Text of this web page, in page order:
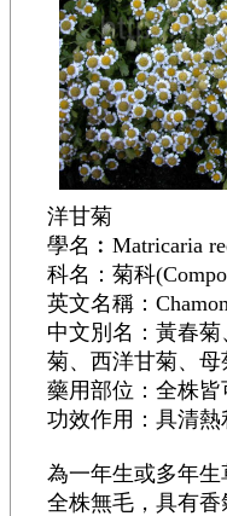
洋甘菊
學名︰Matricaria
科名：菊科
英文名稱：
中文別名：黃春
菊、西洋甘菊、母
藥用部位：全株皆
功效作用：具清熱
為一年生或多年生
全株無毛，具有